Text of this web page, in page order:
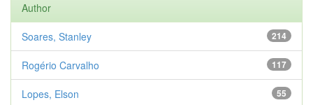
Author
214
Soares, Stanley
117
Rogério Carvalho
55
Lopes, Elson